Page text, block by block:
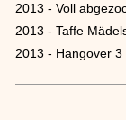
2013 - Voll
2013 - Taffe
2013 - Hangover 3